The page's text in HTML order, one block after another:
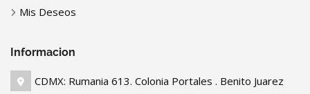
Mis Deseos
Informacion
CDMX: Rumania 613. Colonia Portales . Benito Juarez